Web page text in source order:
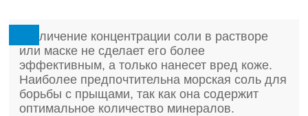
Увеличение концентрации соли в растворе
или маске не сделает его более
эффективным, а только нанесет вред коже.
Наиболее предпочтительна морская соль для
борьбы с прыщами, так как она содержит
оптимальное количество минералов.